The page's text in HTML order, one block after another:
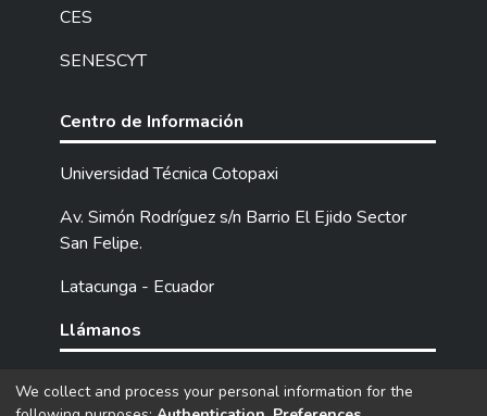
CES
SENESCYT
Centro de Información
Universidad Técnica Cotopaxi
Av. Simón Rodríguez s/n Barrio El Ejido Sector
San Felipe.
Latacunga - Ecuador
Llámanos
Tel: (593) 03 2252205 / 2252307 / 2252346.
We collect and process your personal information for the